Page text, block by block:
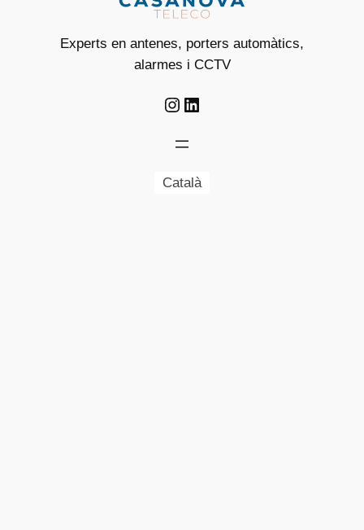
Experts en antenes, porters automàtics,
alarmes i CCTV
Instagram
LinkedIn
Català